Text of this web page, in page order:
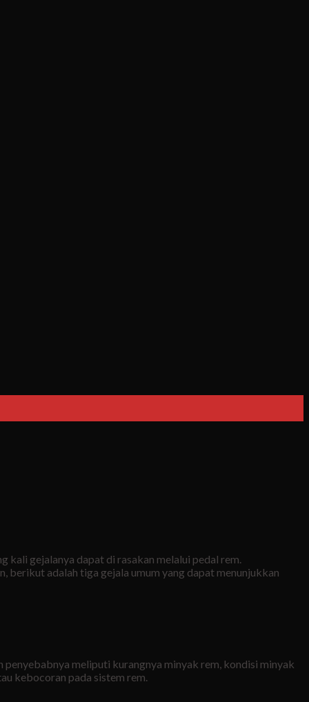
kali gejalanya dapat di rasakan melalui pedal rem.
berikut adalah tiga gejala umum yang dapat menunjukkan
meliputi kurangnya minyak rem, kondisi minyak
kebocoran pada sistem rem.